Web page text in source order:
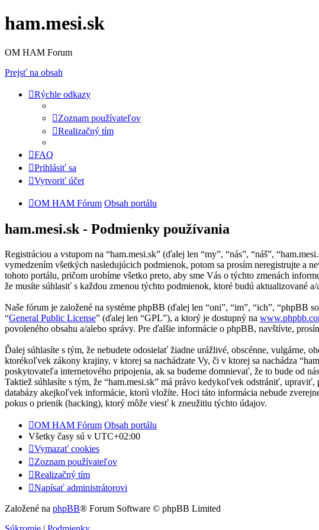
ham.mesi.sk
OM HAM Forum
Prejsť na obsah
Rýchle odkazy
Zoznam používateľov
Realizačný tím
FAQ
Prihlásiť sa
Vytvoriť účet
OM HAM Fórum Obsah portálu
ham.mesi.sk - Podmienky používania
Registráciou a vstupom na “ham.mesi.sk” (ďalej len “my”, “nás”, “náš”,
vymedzením všetkých nasledujúcich podmienok, potom sa prosím neregistrujte a
tohoto portálu, pričom urobíme všetko preto, aby sme Vás o týchto zmenách
že musíte súhlasiť s každou zmenou týchto podmienok, ktoré budú aktualizované a/
Naše fórum je založené na systéme phpBB (ďalej len “oni”, “im”, “ich”,
“General Public License” (ďalej len “GPL”), a ktorý je dostupný na
povoleného obsahu a/alebo správy. Pre ďalšie informácie o phpBB, navštívte,
Ďalej súhlasíte s tým, že nebudete odosielať žiadne urážlivé, obscénne, vulgárne,
ktorékoľvek zákony krajiny, v ktorej sa nachádzate Vy, či v ktorej sa nachádza
poskytovateľa internetového pripojenia, ak sa budeme domnievať, že to bude od
Taktiež súhlasíte s tým, že “ham.mesi.sk” má právo kedykoľvek odstrániť,
databázy akejkoľvek informácie, ktorú vložíte. Hoci táto informácia nebude
pokus o prienik (hacking), ktorý môže viesť k zneužitiu týchto údajov.
OM HAM Fórum Obsah portálu
Všetky časy sú v UTC+02:00
Vymazať cookies
Zoznam používateľov
Realizačný tím
Napísať administrátorovi
Založené na phpBB® Forum Software © phpBB Limited